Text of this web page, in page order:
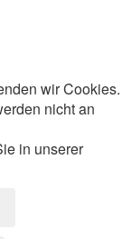
wir Cookies.
nicht an
in unserer